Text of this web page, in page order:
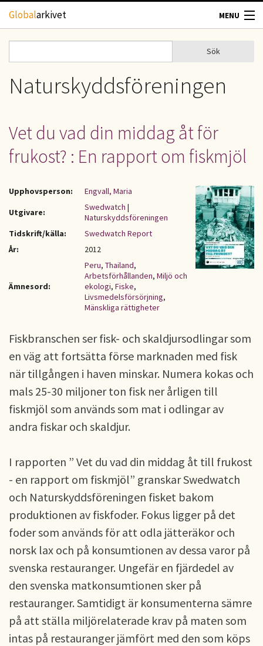
Hoppa till huvudinnehåll
Globalarkivet MENU
TIDSKRIFTER
UPPHOVSRÄTT
Sökformulär
Sök
Naturskyddsföreningen
Vet du vad din middag åt för
frukost? : En rapport om fiskmjöl
Upphovsperson:
Engvall, Maria
Utgivare:
Swedwatch |
Naturskyddsföreningen
Tidskrift/källa:
Swedwatch Report
År:
2012
Ämnesord:
Peru, Thailand,
Arbetsförhållanden, Miljö och
ekologi, Fiske,
Livsmedelsförsörjning,
Mänskliga rättigheter
Fiskbranschen ser fisk- och skaldjursodlingar som
en väg att fortsätta förse marknaden med fisk
när tillgången i haven minskar. Numera kokas och
mals 25-30 miljoner ton fisk ner årligen till
fiskmjöl som används som mat i odlingar av
andra fiskar och skaldjur.
I rapporten ” Vet du vad din middag åt till frukost
- en rapport om fiskmjöl” granskar Swedwatch
och Naturskyddsföreningen fisket bakom
produktionen av fiskfoder. Fokus ligger på det
foder som används för att odla jätteräkor och
norsk lax och på konsumtionen av dessa varor på
svenska restauranger. Ungefär en fjärdedel av
den svenska matkonsumtionen sker på
restauranger. Samtidigt är konsumenterna sämre
på att ställa miljörelaterade krav på maten som
intas på restauranger jämfört med den som köps